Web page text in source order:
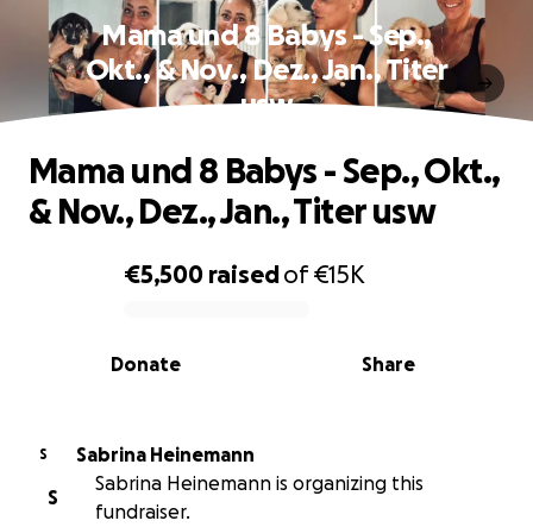
Mama und 8 Babys - Sep.,
Okt., & Nov., Dez., Jan., Titer
usw
0% complete
€5,500 raisedof€15K
Share
Donate
Mama und 8 Babys - Sep., Okt.,
& Nov., Dez., Jan., Titer usw
S
Sabrina Heinemann
S
Sabrina Heinemann is organizing this
fundraiser.